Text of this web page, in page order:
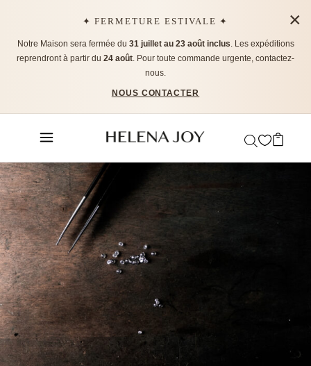
✦ FERMETURE ESTIVALE ✦
Notre Maison sera fermée du 31 juillet au 23 août inclus. Les expéditions
reprendront à partir du 24 août. Pour toute commande urgente, contactez-
nous.
NOUS CONTACTER
×